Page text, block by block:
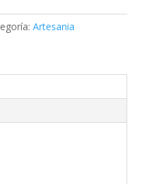
Artesania